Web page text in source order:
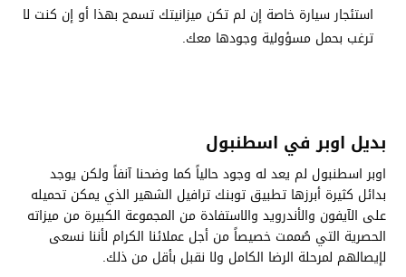
استئجار سيارة خاصة إن لم تكن ميزانيتك تسمح بهذا أو إن كنت لا
ترغب بحمل مسؤولية وجودها معك.
بديل اوبر في اسطنبول
اوبر اسطنبول لم يعد له وجود حالياً كما وضحنا آنفاً ولكن يوجد
بدائل كثيرة أبرزها تطبيق توبنك ترافيل الشهير الذي يمكن تحميله
على الآيفون والأندرويد والاستفادة من المجموعة الكبيرة من ميزاته
الحصرية التي صُممت خصيصاً من أجل عملائنا الكرام لأننا نسعى
لإيصالهم لمرحلة الرضا الكامل ولا نقبل بأقل من ذلك.